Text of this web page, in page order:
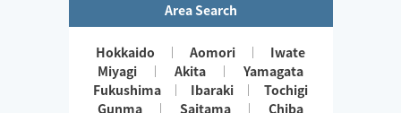
Area Search
Hokkaido Aomori
Iwate
Miyagi
Akita
Yamagata
Fukushima
Ibaraki
Tochigi
Gunma
Saitama
Chiba